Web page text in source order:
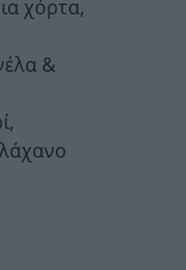
χόρτα,
&